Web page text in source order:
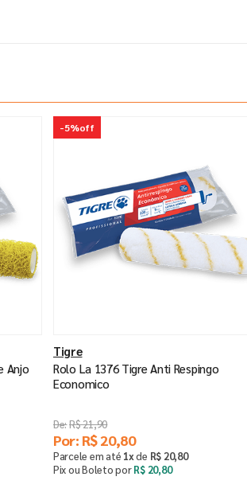
Anjo
-5%off
Tigre
Rolo La 1376 Tigre Anti Respingo
Economico
R$21,90
Por: R$20,80
Parcele em até 1xde R$ 20,80
Pix ou Boleto porR$ 20,80